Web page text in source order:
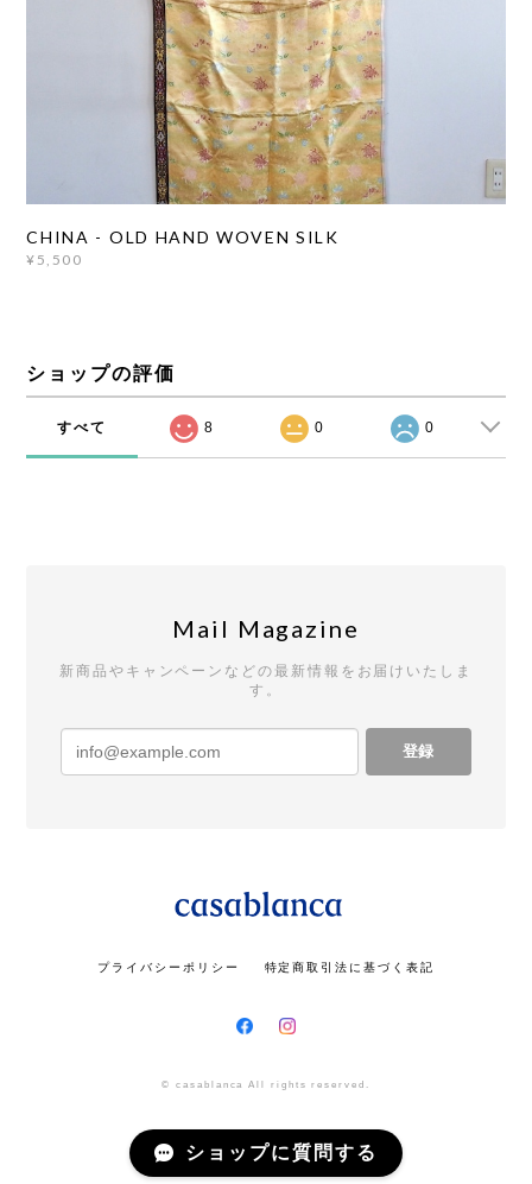
CHINA - OLD HAND WOVEN SILK
¥5,500
ショップの評価
すべて 8 0 0
Mail Magazine
新商品やキャンペーンなどの最新情報をお届けいたしま
す。
登録
プライバシーポリシー 特定商取引法に基づく表記
© casablanca All rights reserved.
ショップに質問する